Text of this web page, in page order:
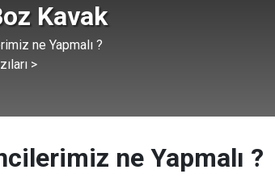
Kavak
ne Yapmalı ?
>
ne Yapmalı ?